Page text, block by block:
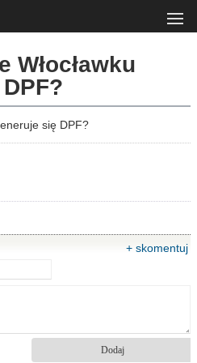
Włocławku
się DPF?
+ skomentuj